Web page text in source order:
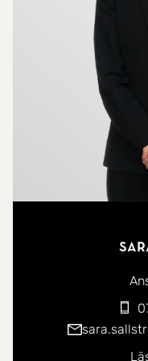
Det rymliga
för både soffgrupp
samman med
välplanerat med
utrustning -
och middagar med
dubbelsäng samt
Intill finns en stor
Det helkaklade